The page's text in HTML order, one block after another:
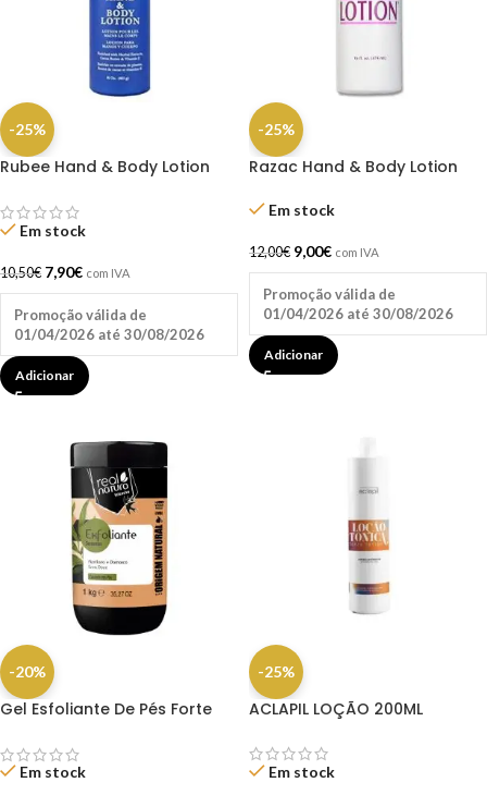
-25%
Rubee Hand & Body Lotion
Em stock
10,50€ 7,90€ com IVA
Promoção válida de
01/04/2026 até 30/08/2026
Adicionar
-25%
Razac Hand & Body Lotion
Em stock
12,00€ 9,00€ com IVA
Promoção válida de
01/04/2026 até 30/08/2026
Adicionar
-20%
Gel Esfoliante De Pés Forte
Em stock
-25%
ACLAPIL LOÇÃO 200ML
Em stock